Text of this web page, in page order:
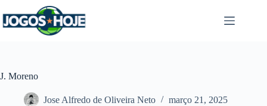
para
o
J. Moreno
Jose Alfredo de Oliveira Neto março 21, 2025